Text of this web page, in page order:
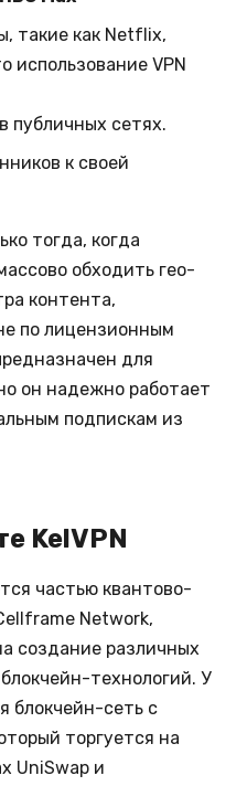
такие как Netflix,
использование VPN
публичных сетях.
к своей
тогда, когда
обходить гео-
контента,
по лицензионным
для
он надежно работает
подпискам из
KelVPN
частью квантово-
Network,
создание различных
технологий. У
блокчейн-сеть с
торгуется на
UniSwap и